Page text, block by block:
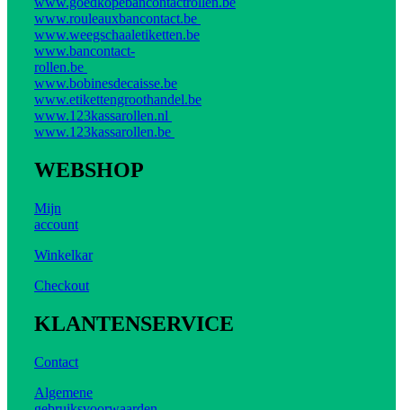
www.rouleauxbancontact.be
www.weegschaaletiketten.be
www.bancontact-
rollen.be
www.bobinesdecaisse.be
www.etikettengroothandel.be
www.123kassarollen.nl
www.123kassarollen.be
WEBSHOP
Mijn
account
Winkelkar
Checkout
KLANTENSERVICE
Contact
Algemene